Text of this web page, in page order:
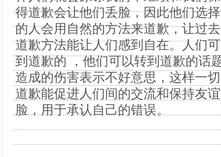
得道歉会让他们丢脸，因此他们选
的人会用自然的方法来道歉，让过
道歉方法能让人们感到自在。人们
到道歉的 ，他们可以转到道歉的话
造成的伤害表示不好意思，这样一
道歉能促进人们间的交流和保持友
脸，用于承认自己的错误。